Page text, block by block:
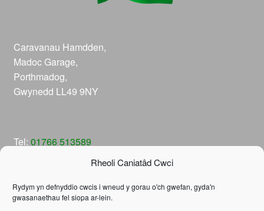
Rheoli Caniatâd Cwci
Rydym yn defnyddio cwcis i wneud y gorau o'ch gwefan, gyda'n
gwasanaethau fel siopa ar-lein.
Caravanau Hamdden,
Madoc Garage,
Porthmadog,
Gwynedd LL49 9NY
Tel: 01766 513589
info@caravan-spare-parts.co.uk